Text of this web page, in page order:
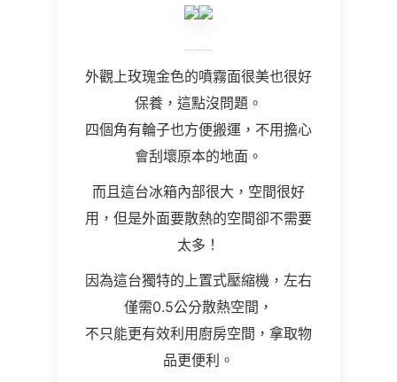
外觀上玫瑰金色的噴霧面很美也很好
保養，這點沒問題。
四個角有輪子也方便搬運，不用擔心
會刮壞原本的地面。
而且這台冰箱內部很大，空間很好
用，但是外面要散熱的空間卻不需要
太多！
因為這台獨特的上置式壓縮機，左右
僅需0.5公分散熱空間，
不只能更有效利用廚房空間，拿取物
品更便利。